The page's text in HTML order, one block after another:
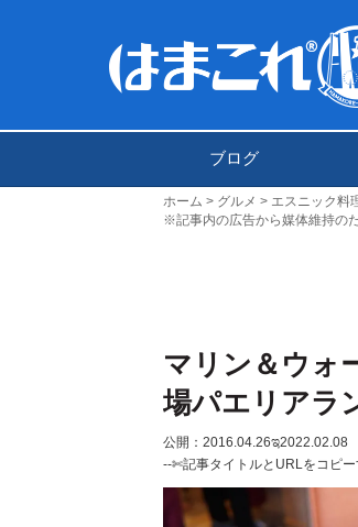
ブログ
ホーム グルメ
エスニック料
※記事内の広告から媒体維持の
マリン＆ウォ
場パエリアラ
公開：2016.04.26ಇ2022.02.08
--✄記事タイトルとURLをコピ